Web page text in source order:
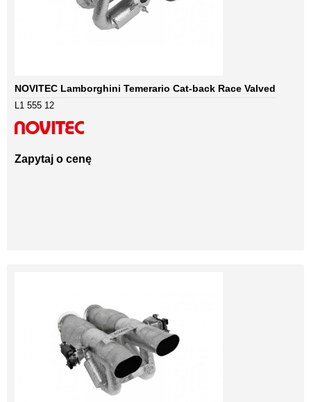
NOVITEC Lamborghini Temerario Cat-back Race Valved
L1 555 12
Zapytaj o cenę